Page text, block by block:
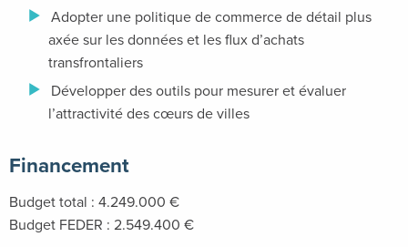
Adopter une politique de commerce de détail plus
axée sur les données et les flux d’achats
transfrontaliers
Développer des outils pour mesurer et évaluer
l’attractivité des cœurs de villes
Financement
Budget total : 4.249.000 €
Budget FEDER : 2.549.400 €